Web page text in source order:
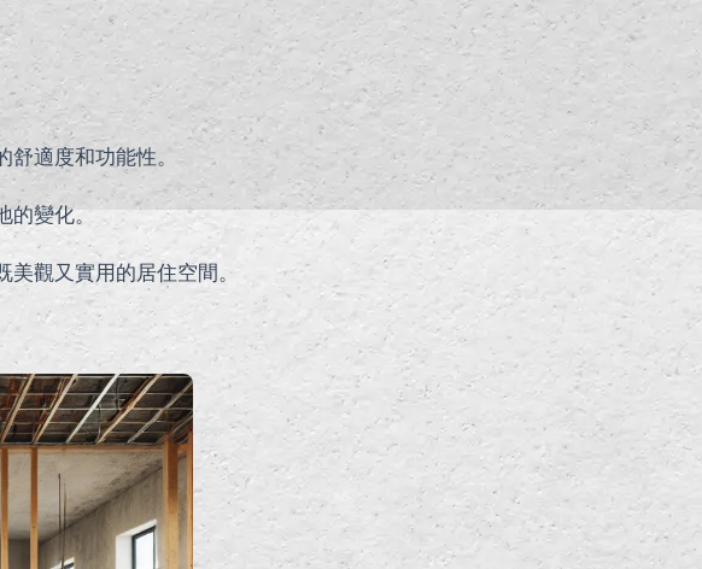
適度和功能性。
的變化。
觀又實用的居住空間。